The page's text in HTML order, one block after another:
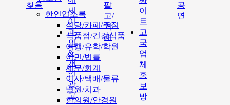
한인업소록
식당/카페/주점
식품점/건강식품
여행/유학/학원
이민/법률
세무/회계
이사/택배/물류
병원/치과
한의원/안경원
찾음
세
이
과
외
&
개
인
광
고
팔
고/
거
래
이
트
고
국
업
체
홍
보
방
공
연